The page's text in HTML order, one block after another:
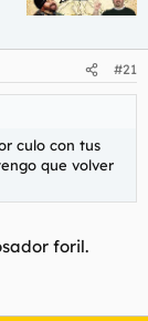
#21
culo con tus
que volver
foril.